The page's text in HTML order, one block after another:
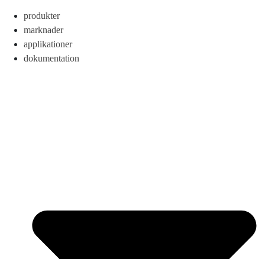
produkter
marknader
applikationer
dokumentation